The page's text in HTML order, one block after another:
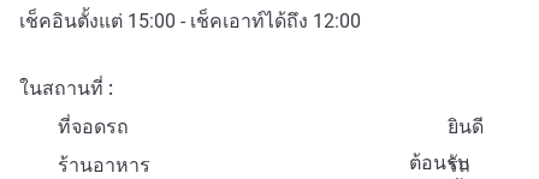
เช็คอินตั้งแต่ 15:00 - เช็คเอาท์ได้ถึง 12:00
ในสถานที่
ที่จอดรถ
ยินดี
ต้อนรับ
ร้านอาหาร
รถ